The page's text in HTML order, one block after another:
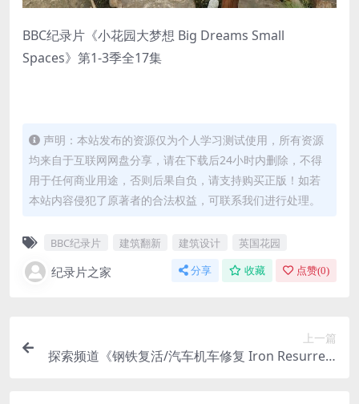
BBC纪录片《小花园大梦想 Big Dreams Small
Spaces》第1-3季全17集
声明：本站发布的资源仅为个人学习测试使用，所有资源
均来自于互联网网盘分享，请在下载后24小时内删除，不得
用于任何商业用途，否则后果自负，请支持购买正版！如若
本站内容侵犯了原著者的合法权益，可联系我们进行处理。
BBC纪录片 建筑翻新 建筑设计 英国花园
纪录片之家 分享 收藏 点赞(0)
上一篇
探索频道《钢铁复活/汽车机车修复 Iron Resurrect